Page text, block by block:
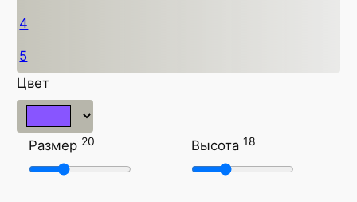
4
5
Цвет
Размер 20 Высота 18